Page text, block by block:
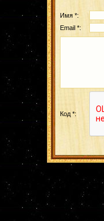
Имя *:
Email *:
Код *: